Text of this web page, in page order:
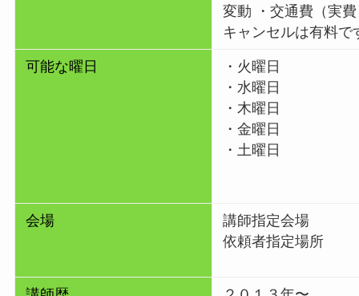
変動 ・交通費（実
キャンセルは有料で
可能な曜日
・火曜日
・水曜日
・木曜日
・金曜日
・土曜日
会場
講師指定会場
依頼者指定場所